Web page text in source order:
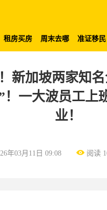
租房买房 周末去哪 准证移民
新加坡两家知
！一大波员工上
业！
年03月11日 09:08 阅读